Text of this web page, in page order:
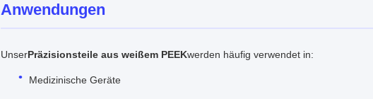
Anwendungen
UnserPräzisionsteile aus weißem PEEKwerden häufig verwendet in:
Medizinische Geräte